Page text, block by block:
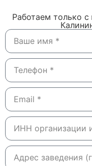
Работаем только